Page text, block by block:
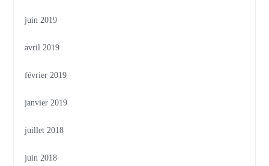
juin 2019
avril 2019
février 2019
janvier 2019
juillet 2018
juin 2018